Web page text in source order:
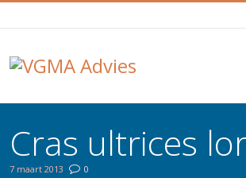
Cras ultrices
7 maart 2013 0